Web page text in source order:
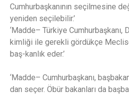
Cumhurbaşkanının seçilmesine
yeniden seçilebilir.’
‘Madde– Türkiye Cumhurbaşkanı,
kimliği ile gerekli gördükçe
baş-kanlık eder.’
‘Madde– Cumhurbaşkanı,
dan seçer. Öbür bakanları da